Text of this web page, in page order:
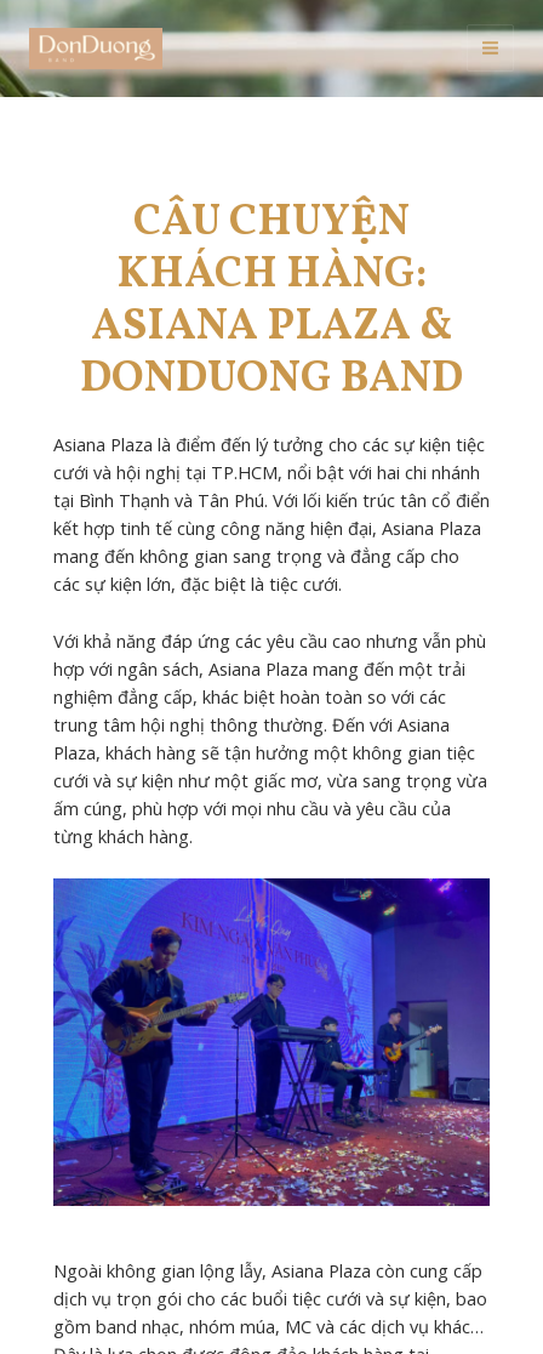
to
content
Main
CÂU CHUYỆN
KHÁCH HÀNG:
ASIANA PLAZA &
DONDUONG BAND
Asiana Plaza là điểm đến lý tưởng cho các sự kiện tiệc
cưới và hội nghị tại TP.HCM, nổi bật với hai chi nhánh
tại Bình Thạnh và Tân Phú. Với lối kiến trúc tân cổ điển
kết hợp tinh tế cùng công năng hiện đại, Asiana Plaza
mang đến không gian sang trọng và đẳng cấp cho
các sự kiện lớn, đặc biệt là tiệc cưới.
Với khả năng đáp ứng các yêu cầu cao nhưng vẫn phù
hợp với ngân sách, Asiana Plaza mang đến một trải
nghiệm đẳng cấp, khác biệt hoàn toàn so với các
trung tâm hội nghị thông thường. Đến với Asiana
Plaza, khách hàng sẽ tận hưởng một không gian tiệc
cưới và sự kiện như một giấc mơ, vừa sang trọng vừa
ấm cúng, phù hợp với mọi nhu cầu và yêu cầu của
từng khách hàng.
Ngoài không gian lộng lẫy, Asiana Plaza còn cung cấp
dịch vụ trọn gói cho các buổi tiệc cưới và sự kiện, bao
gồm band nhạc, nhóm múa, MC và các dịch vụ khác…